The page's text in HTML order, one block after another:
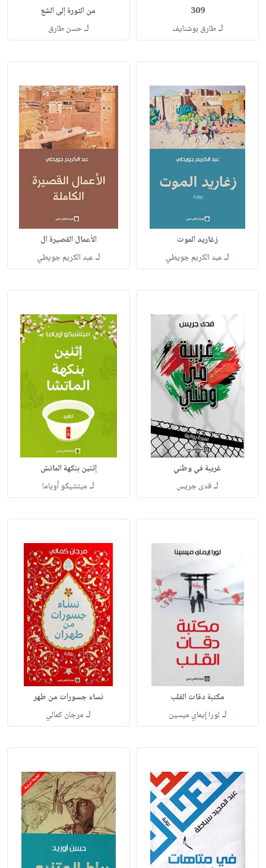
309
لـطارق بوشنايف
من الثورة إلى الشع
لـحسن طارق
زغاريد الموت
لـعبد الكريم جويطي
الأعمال القصيرة ال
لـعبد الكريم جويطي
غريبة في وطني
لـفدى جريس
إثنين بنكهة الماتش
لـ ميتشيكو أوياما
مكتبة دقات القلب
لـ لورا إيماي ميسين
نساء جسورات من طهر
لـ مرجان كمالي